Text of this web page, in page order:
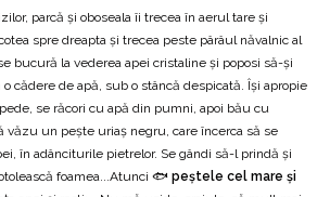
parcă și oboseala îi trecea în aerul tare și
spre dreapta și trecea peste pârâul năvalnic al
bucură la vederea apei cristaline și poposi să-și
cădere de apă, sub o stâncă despicată. Îşi apropie
se răcori cu apă din pumni, apoi bău cu
văzu un pește uriaș negru, care încerca să se
în adânciturile pietrelor. Se gândi să-l prindă şi
foamea...Atunci 🐟 peștele cel mare și